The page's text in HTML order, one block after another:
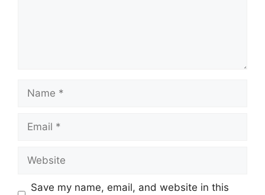
Save my name, email, and website in this